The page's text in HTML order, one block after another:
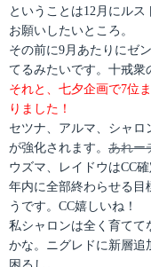
ということは12月にル
お願いしたいところ。
その前に9月あたりにゼ
てるみたいです。十戒衆
それと、七夕企画で7位
りました！
セツナ、アルマ、シャロ
が強化されます。 あれー
ウズマ、レイドウはCC
年内に全部終わらせる目
うです。CC嬉しいね！
私シャロンは全く育てて
かな。ニグレドに新層追